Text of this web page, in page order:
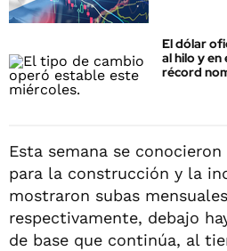
El dólar
al hilo y en
récord
Esta semana se
para la construcción y la
mostraron subas
respectivamente, debajo
de base que continúa, al